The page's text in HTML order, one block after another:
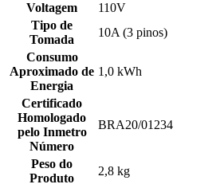
Voltagem
110V
Tipo de
Tomada
10A (3 pinos)
Consumo
Aproximado de
Energia
1,0 kWh
Certificado
Homologado
pelo Inmetro
Número
BRA20/01234
Peso do
Produto
2,8 kg